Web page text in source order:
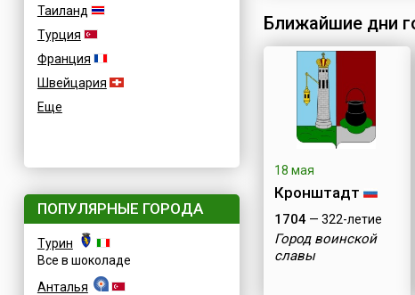
Таиланд
Турция
Франция
Швейцария
Еще
ПОПУЛЯРНЫЕ ГОРОДА
Турин
Все в шоколаде
Анталья
Ближайшие дни
18 мая
Кронштадт
1704— 322-летие
Город воинской
славы